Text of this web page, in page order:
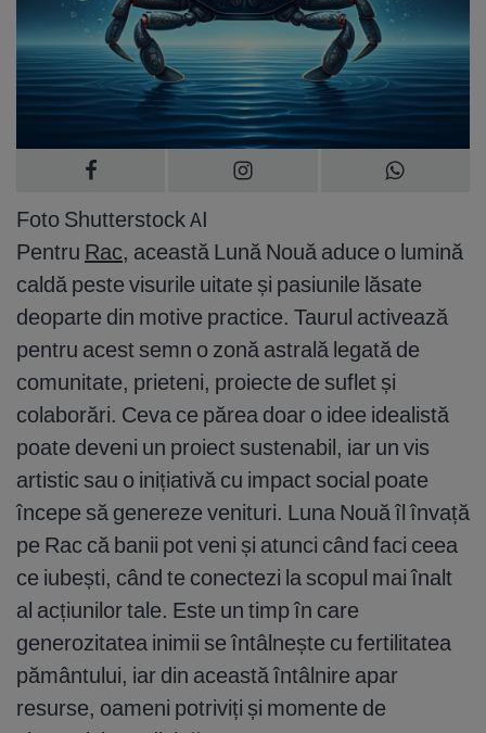
Foto Shutterstock AI
Pentru Rac, această Lună Nouă aduce o lumină
caldă peste visurile uitate și pasiunile lăsate
deoparte din motive practice. Taurul activează
pentru acest semn o zonă astrală legată de
comunitate, prieteni, proiecte de suflet și
colaborări. Ceva ce părea doar o idee idealistă
poate deveni un proiect sustenabil, iar un vis
artistic sau o inițiativă cu impact social poate
începe să genereze venituri. Luna Nouă îl învață
pe Rac că banii pot veni și atunci când faci ceea
ce iubești, când te conectezi la scopul mai înalt
al acțiunilor tale. Este un timp în care
generozitatea inimii se întâlnește cu fertilitatea
pământului, iar din această întâlnire apar
resurse, oameni potriviți și momente de